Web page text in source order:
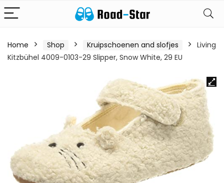
Home Shop Kruipschoenen and slofjes
Living
Kitzbühel 4009-0103-29 Slipper, Snow White, 29 EU